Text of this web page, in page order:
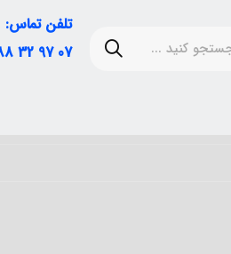
تلفن تماس:
07 97 32 88 - 021